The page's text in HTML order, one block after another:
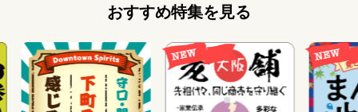
おすすめ特集を見る